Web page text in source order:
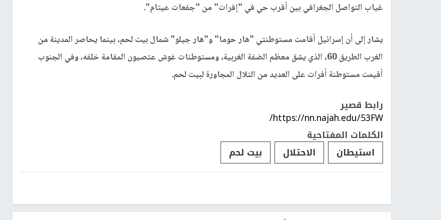
غياب التواصل الجغرافي بين أقرب حي في "إفرات" من "جفعات عيتام".
يشار إلى أن إسرائيل أقامت مستوطنتي "هار حوما" و"هار جيلو" شمال بيت لحم، بينما يحاصر المدينة من
الغرب الطريق 60، الذي يشق معظم الضفة الغربية، ومستوطنات غوش عتصيون المقامة خلفه، وفي الجنوب
أقيمت مستوطنة أفرات على العديد من التلال المجاورة لبيت لحم.
رابط قصير
https://nn.najah.edu/53FW/
الكلمات المفتاحية
استيطان
الاحتلال بيت لحم